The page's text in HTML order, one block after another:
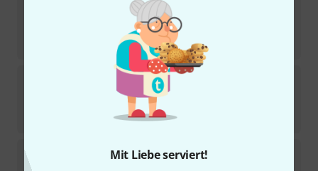
Mit Liebe serviert!
1
Sofort lieferbar
Chameleon Tenor Sax 7*
Sofort lieferbar
€
10MFANInfusion Baritone Sax 7*